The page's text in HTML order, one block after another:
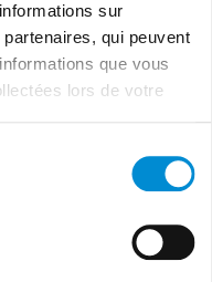
sur
qui peuvent
que vous
lors de votre